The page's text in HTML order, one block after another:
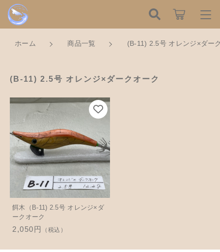
ホーム 商品一覧 (B-11) 2.5号 オレンジ×ダー
(B-11) 2.5号 オレンジ×ダークオーク
餌木（B-11) 2.5号 オレンジ×ダ
ークオーク
2,050円 （税込）
ログイン / 会員登録
お気に入り
新着商品から探す
Tomorrow is a new dayについて
ショッピングガイド
お知らせ
ハンドメイドの餌木（エギ）
木工アクセサリー
木工小物
革製品
こだわり検索
価格帯
～
その他